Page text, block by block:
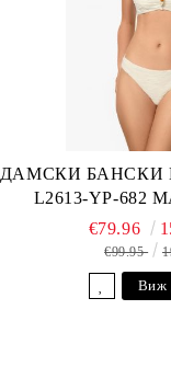
ДАМСКИ БАНСКИ
L2613-YP-682
€79.96
€99.95
Виж